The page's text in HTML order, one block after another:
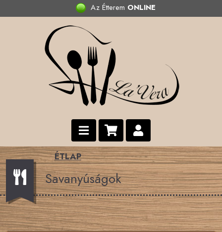
Az Étterem ONLINE
ÉTLAP
Savanyúságok